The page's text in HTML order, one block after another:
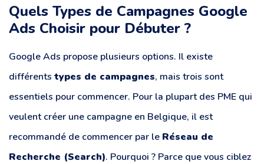
Quels Types de Campagnes Google
Ads Choisir pour Débuter ?
Google Ads propose plusieurs options. Il existe
différents types de campagnes, mais trois sont
essentiels pour commencer. Pour la plupart des PME qui
veulent créer une campagne en Belgique, il est
recommandé de commencer par le Réseau de
Recherche (Search). Pourquoi ? Parce que vous ciblez